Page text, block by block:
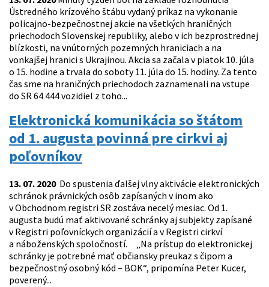
Ústredného krízového štábu vydaný príkaz na vykonanie
policajno-bezpečnostnej akcie na všetkých hraničných
priechodoch Slovenskej republiky, alebo v ich bezprostrednej
blízkosti, na vnútorných pozemných hraniciach a na
vonkajšej hranici s Ukrajinou. Akcia sa začala v piatok 10. júla
o 15. hodine a trvala do soboty 11. júla do 15. hodiny. Za tento
čas sme na hraničných priechodoch zaznamenali na vstupe
do SR 64 444 vozidiel z toho...
Elektronická komunikácia so štátom
od 1. augusta povinná pre cirkvi aj
poľovníkov
13. 07. 2020Do spustenia ďalšej vlny aktivácie elektronických
schránok právnických osôb zapísaných v inom ako
v Obchodnom registri SR zostáva necelý mesiac. Od 1.
augusta budú mať aktivované schránky aj subjekty zapísané
v Registri poľovníckych organizácií a v Registri cirkví
a náboženských spoločností. „Na prístup do elektronickej
schránky je potrebné mať občiansky preukaz s čipom a
bezpečnostný osobný kód – BOK“, pripomína Peter Kucer,
poverený...